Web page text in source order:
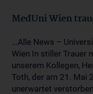
MedUni Wien
...Alle News –
Wien In stiller Trauer
unserem Kollegen,
Toth, der am 21. Mai
unerwartet